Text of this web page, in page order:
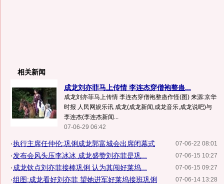
相关新闻
成龙刘亦菲马上传情 李连杰穿僧袍整蛊...
成龙刘亦菲马上传情 李连杰穿僧袍整蛊作怪(图) 来源:京华
时报 人民网娱乐讯 成龙(成龙新闻,成龙音乐,成龙说吧)与
李连杰(李连杰新闻...
07-06-29 06:42
07-06-22 08:01
·执行主席任仲伦:巩俐成龙郭富城会出席闭幕式
07-06-15 10:27
·发布会风头压李冰冰 成龙盛赞刘亦菲是巩...
07-06-15 09:27
·成龙钦点刘亦菲接棒巩俐 认为其闯好莱坞...
07-06-14 13:28
·组图:成龙看好刘亦菲 望她进军好莱坞接班巩俐